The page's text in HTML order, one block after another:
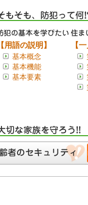
【用語の説明】
基本概念
基本機能
基本要素
【